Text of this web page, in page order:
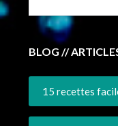
BLOG //
15 recettes